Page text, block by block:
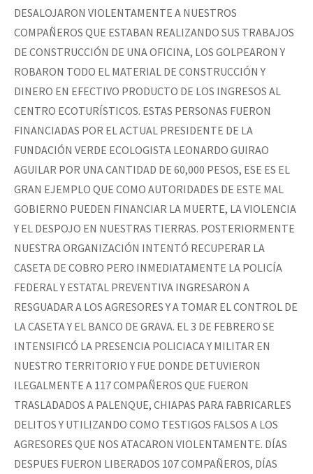
DESALOJARON VIOLENTAMENTE A NUESTROS
COMPAÑEROS QUE ESTABAN REALIZANDO SUS TRABAJOS
DE CONSTRUCCIÓN DE UNA OFICINA, LOS GOLPEARON Y
ROBARON TODO EL MATERIAL DE CONSTRUCCIÓN Y
DINERO EN EFECTIVO PRODUCTO DE LOS INGRESOS AL
CENTRO ECOTURÍSTICOS. ESTAS PERSONAS FUERON
FINANCIADAS POR EL ACTUAL PRESIDENTE DE LA
FUNDACIÓN VERDE ECOLOGISTA LEONARDO GUIRAO
AGUILAR POR UNA CANTIDAD DE 60,000 PESOS, ESE ES EL
GRAN EJEMPLO QUE COMO AUTORIDADES DE ESTE MAL
GOBIERNO PUEDEN FINANCIAR LA MUERTE, LA VIOLENCIA
Y EL DESPOJO EN NUESTRAS TIERRAS. POSTERIORMENTE
NUESTRA ORGANIZACIÓN INTENTÓ RECUPERAR LA
CASETA DE COBRO PERO INMEDIATAMENTE LA POLICÍA
FEDERAL Y ESTATAL PREVENTIVA INGRESARON A
RESGUADAR A LOS AGRESORES Y A TOMAR EL CONTROL DE
LA CASETA Y EL BANCO DE GRAVA. EL 3 DE FEBRERO SE
INTENSIFICÓ LA PRESENCIA POLICIACA Y MILITAR EN
NUESTRO TERRITORIO Y FUE DONDE DETUVIERON
ILEGALMENTE A 117 COMPAÑEROS QUE FUERON
TRASLADADOS A PALENQUE, CHIAPAS PARA FABRICARLES
DELITOS Y UTILIZANDO COMO TESTIGOS FALSOS A LOS
AGRESORES QUE NOS ATACARON VIOLENTAMENTE. DÍAS
DESPUES FUERON LIBERADOS 107 COMPAÑEROS, DÍAS